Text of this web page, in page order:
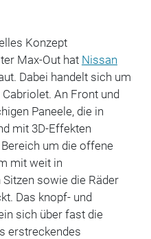
Konzept
Max-Out hat Nissan
Dabei handelt sich um
An Front und
Paneele, die in
mit 3D-Effekten
um die offene
mit weit in
sowie die Räder
Das knopf- und
sich über fast die
erstreckendes